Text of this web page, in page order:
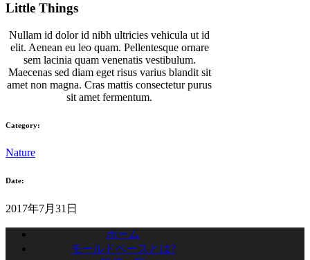
Little Things
Nullam id dolor id nibh ultricies vehicula ut id
elit. Aenean eu leo quam. Pellentesque ornare
sem lacinia quam venenatis vestibulum.
Maecenas sed diam eget risus varius blandit sit
amet non magna. Cras mattis consectetur purus
sit amet fermentum.
Category:
Nature
Date:
2017年7月31日
ホーム
モールドベースとは?